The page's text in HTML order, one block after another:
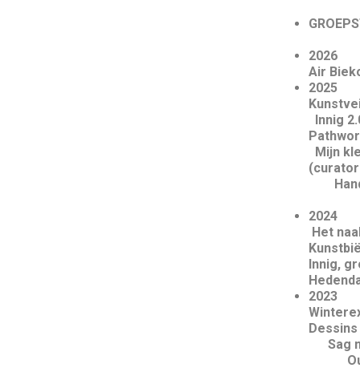
Air
Mijn
Het